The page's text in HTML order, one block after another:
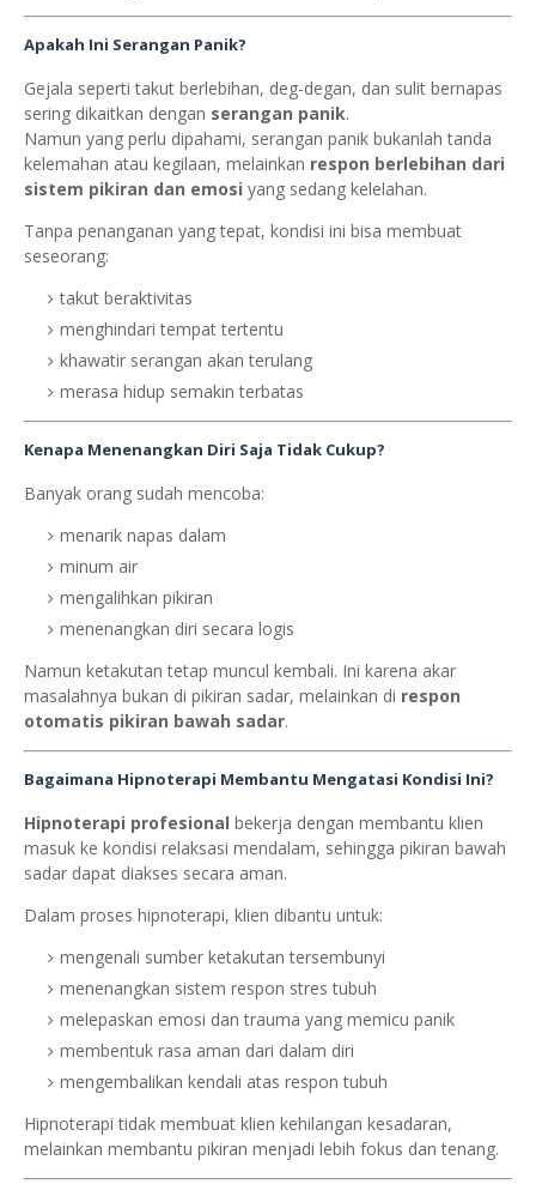
Apakah Ini Serangan Panik?
Gejala seperti takut berlebihan, deg-degan, dan sulit bernapas
sering dikaitkan dengan serangan panik.
Namun yang perlu dipahami, serangan panik bukanlah tanda
kelemahan atau kegilaan, melainkan respon berlebihan dari
sistem pikiran dan emosi yang sedang kelelahan.
Tanpa penanganan yang tepat, kondisi ini bisa membuat
seseorang:
takut beraktivitas
menghindari tempat tertentu
khawatir serangan akan terulang
merasa hidup semakin terbatas
Kenapa Menenangkan Diri Saja Tidak Cukup?
Banyak orang sudah mencoba:
menarik napas dalam
minum air
mengalihkan pikiran
menenangkan diri secara logis
Namun ketakutan tetap muncul kembali. Ini karena akar
masalahnya bukan di pikiran sadar, melainkan di respon
otomatis pikiran bawah sadar.
Bagaimana Hipnoterapi Membantu Mengatasi Kondisi Ini?
Hipnoterapi profesional bekerja dengan membantu klien
masuk ke kondisi relaksasi mendalam, sehingga pikiran bawah
sadar dapat diakses secara aman.
Dalam proses hipnoterapi, klien dibantu untuk:
mengenali sumber ketakutan tersembunyi
menenangkan sistem respon stres tubuh
melepaskan emosi dan trauma yang memicu panik
membentuk rasa aman dari dalam diri
mengembalikan kendali atas respon tubuh
Hipnoterapi tidak membuat klien kehilangan kesadaran,
melainkan membantu pikiran menjadi lebih fokus dan tenang.